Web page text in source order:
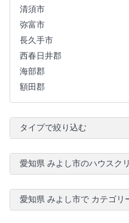
清須市
弥富市
長久手市
西春日井郡
海部郡
額田郡
タイプで絞り込む
愛知県 みよし市のハウスク
愛知県 みよし市で カテゴリ